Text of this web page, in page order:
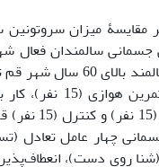
میزان
جسمانی سالمندان فعال
آماری را مردان سالمند
ورزش
چهار عامل تعادل
روی دست)،